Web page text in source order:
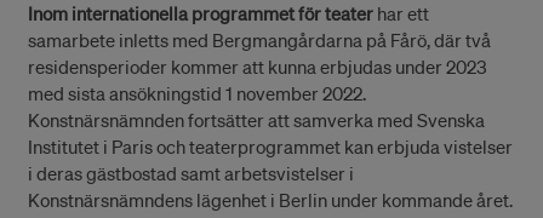
Inom internationella programmet för teater har ett
samarbete inletts med Bergmangårdarna på Fårö, där två
residensperioder kommer att kunna erbjudas under 2023
med sista ansökningstid 1 november 2022.
Konstnärsnämnden fortsätter att samverka med Svenska
Institutet i Paris och teaterprogrammet kan erbjuda vistelser
i deras gästbostad samt arbetsvistelser i
Konstnärsnämndens lägenhet i Berlin under kommande året.